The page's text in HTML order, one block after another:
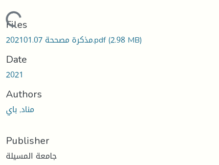
Loading...
Files
مذكرة مصححة 202101.07.pdf(2.98 MB)
Date
2021
Authors
مناد, باي
Publisher
جامعة المسيلة